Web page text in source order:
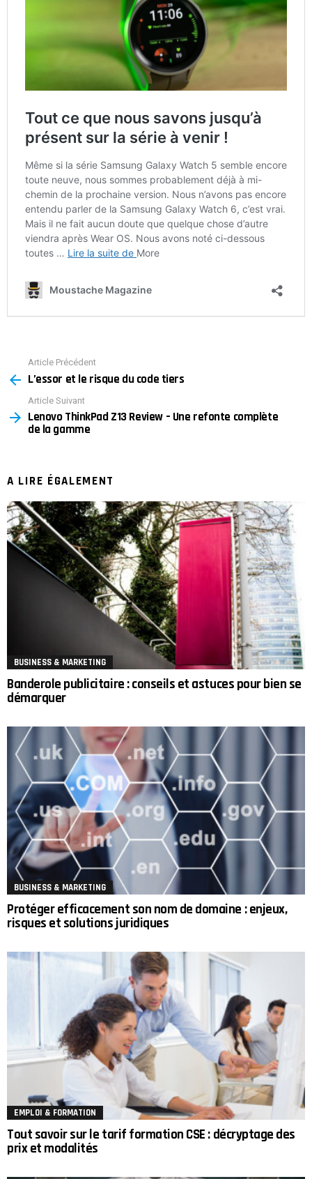
more
Article Précédent
L’essor et le risque du code tiers
Article Suivant
Lenovo ThinkPad Z13 Review – Une refonte complète
de la gamme
A LIRE ÉGALEMENT
BUSINESS & MARKETING
Banderole publicitaire : conseils et astuces pour bien se
démarquer
BUSINESS & MARKETING
Protéger efficacement son nom de domaine : enjeux,
risques et solutions juridiques
EMPLOI & FORMATION
Tout savoir sur le tarif formation CSE : décryptage des
prix et modalités